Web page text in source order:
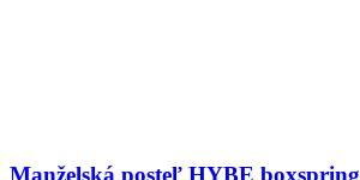
Manželská posteľ HYBE boxspring